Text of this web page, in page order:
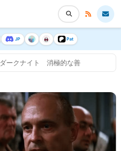
JP Pat
ダークナイト 消極的な善